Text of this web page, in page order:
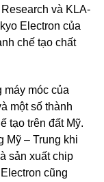
và KLA-
Electron của
chế tạo chất
máy móc của
một số thành
tạo trên đất Mỹ.
Mỹ – Trung khi
sản xuất chip
cũng